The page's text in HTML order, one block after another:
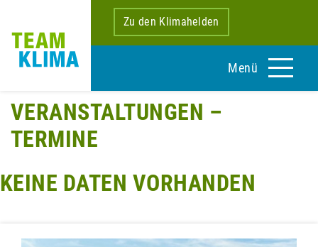
Zu den Klimahelden
Menü
VERANSTALTUNGEN –
TERMINE
KEINE DATEN VORHANDEN